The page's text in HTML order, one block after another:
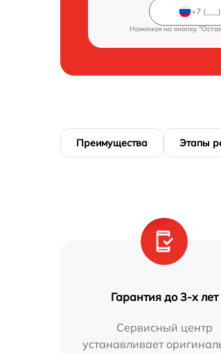
Нажимая на кнопку
Преимущества Этапы
Гарантия до 3-х лет
Сервисный центр
устанавливает